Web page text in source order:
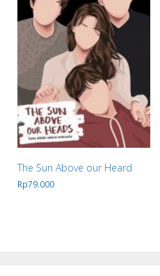
The Sun Above our Heard
Rp79.000